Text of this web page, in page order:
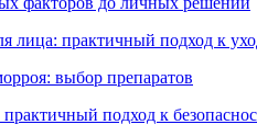
практичный подход к
выбор препаратов
подход к